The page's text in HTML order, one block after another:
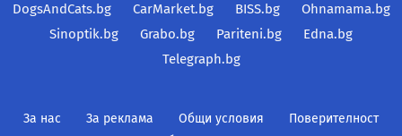
DogsAndCats.bg
CarMarket.bg BISS.bg
Ohnamama.bg
Sinoptik.bg
Grabo.bg Pariteni.bg
Edna.bg
Telegraph.bg
За нас За реклама Общи условия
Поверителност